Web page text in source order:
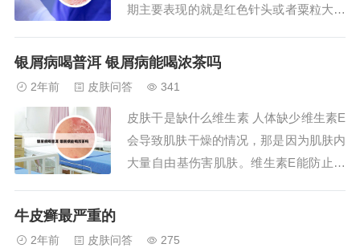
期主要表现的就是红色针头或者粟粒大的
呈鲜红色或者深红色，高出皮肤。它的机
多类型，常见类型有寻常型、关节病型、
脓疱型、红皮...
银屑病喝普洱 银屑病能喝浓茶吗
2年前 皮肤问答 341
皮肤干是缺什么维生素 人体缺少维生素E
会导致肌肤干燥的情况，那是因为肌肤内
大量自由基伤害肌肤。维生素E能防止自
牛皮癣最严重的
2年前 皮肤问答 275